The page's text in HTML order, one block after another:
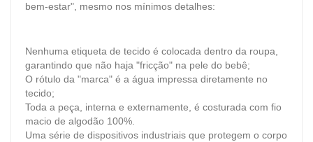
bem-estar", mesmo nos mínimos detalhes:
Nenhuma etiqueta de tecido é colocada dentro da roupa,
garantindo que não haja "fricção" na pele do bebê;
O rótulo da "marca" é a água impressa diretamente no
tecido;
Toda a peça, interna e externamente, é costurada com fio
macio de algodão 100%.
Uma série de dispositivos industriais que protegem o corpo